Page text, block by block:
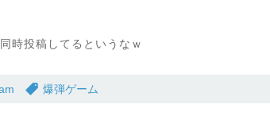
時投稿してるというなｗ
爆弾ゲーム